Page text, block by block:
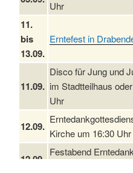
Uhr
11.
bis
13.09.
Erntefest in
11.09.
Disco für Jung und
im Stadtteilhaus
Uhr
12.09.
Kirche um 16:30 Uhr
12.09.
Festabend